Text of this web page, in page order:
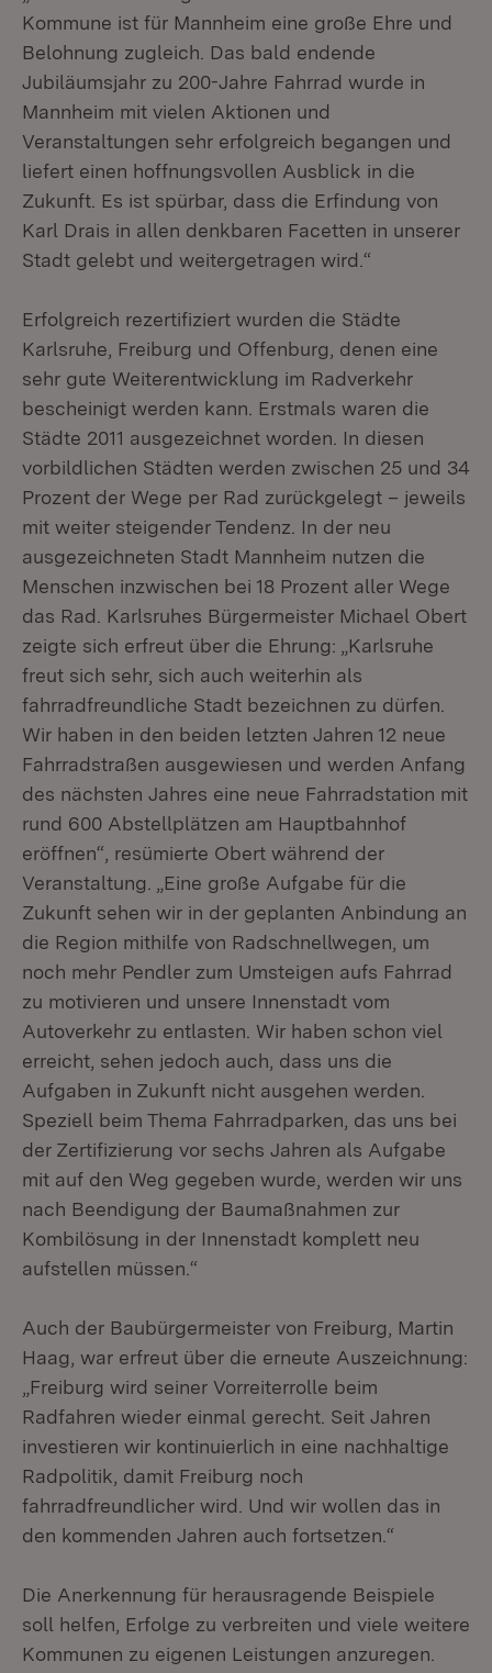
Kommune ist für Mannheim eine große Ehre und
Belohnung zugleich. Das bald endende
Jubiläumsjahr zu 200-Jahre Fahrrad wurde in
Mannheim mit vielen Aktionen und
Veranstaltungen sehr erfolgreich begangen und
liefert einen hoffnungsvollen Ausblick in die
Zukunft. Es ist spürbar, dass die Erfindung von
Karl Drais in allen denkbaren Facetten in unserer
Stadt gelebt und weitergetragen wird.“
Erfolgreich rezertifiziert wurden die Städte
Karlsruhe, Freiburg und Offenburg, denen eine
sehr gute Weiterentwicklung im Radverkehr
bescheinigt werden kann. Erstmals waren die
Städte 2011 ausgezeichnet worden. In diesen
vorbildlichen Städten werden zwischen 25 und 34
Prozent der Wege per Rad zurückgelegt – jeweils
mit weiter steigender Tendenz. In der neu
ausgezeichneten Stadt Mannheim nutzen die
Menschen inzwischen bei 18 Prozent aller Wege
das Rad. Karlsruhes Bürgermeister Michael Obert
zeigte sich erfreut über die Ehrung: „Karlsruhe
freut sich sehr, sich auch weiterhin als
fahrradfreundliche Stadt bezeichnen zu dürfen.
Wir haben in den beiden letzten Jahren 12 neue
Fahrradstraßen ausgewiesen und werden Anfang
des nächsten Jahres eine neue Fahrradstation mit
rund 600 Abstellplätzen am Hauptbahnhof
eröffnen“, resümierte Obert während der
Veranstaltung. „Eine große Aufgabe für die
Zukunft sehen wir in der geplanten Anbindung an
die Region mithilfe von Radschnellwegen, um
noch mehr Pendler zum Umsteigen aufs Fahrrad
zu motivieren und unsere Innenstadt vom
Autoverkehr zu entlasten. Wir haben schon viel
erreicht, sehen jedoch auch, dass uns die
Aufgaben in Zukunft nicht ausgehen werden.
Speziell beim Thema Fahrradparken, das uns bei
der Zertifizierung vor sechs Jahren als Aufgabe
mit auf den Weg gegeben wurde, werden wir uns
nach Beendigung der Baumaßnahmen zur
Kombilösung in der Innenstadt komplett neu
aufstellen müssen.“
Auch der Baubürgermeister von Freiburg, Martin
Haag, war erfreut über die erneute Auszeichnung:
„Freiburg wird seiner Vorreiterrolle beim
Radfahren wieder einmal gerecht. Seit Jahren
investieren wir kontinuierlich in eine nachhaltige
Radpolitik, damit Freiburg noch
fahrradfreundlicher wird. Und wir wollen das in
den kommenden Jahren auch fortsetzen.“
Die Anerkennung für herausragende Beispiele
soll helfen, Erfolge zu verbreiten und viele weitere
Kommunen zu eigenen Leistungen anzuregen.